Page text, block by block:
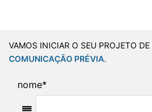
VAMOS INICIAR O SEU PROJETO DE
COMUNICAÇÃO PRÉVIA.
nome*